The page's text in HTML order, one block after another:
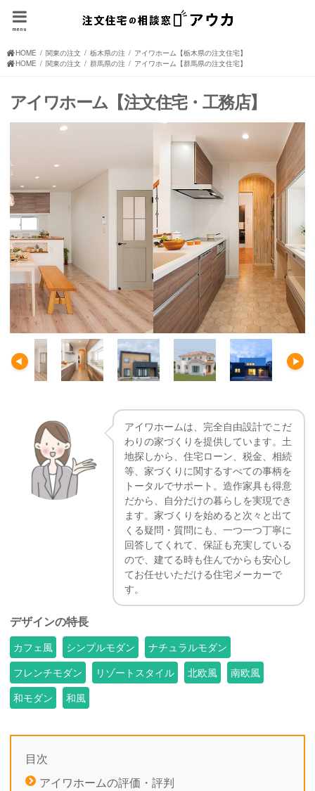
menu
HOME 関東の注文住宅(住宅メーカー、ハウスメーカー)
栃木県の注文住宅(住宅メーカー、ハウスメーカー)
アイワホーム【栃木県の注文住宅】
HOME
関東の注文住宅(住宅メーカー、ハウスメーカー)
群馬県の注文住宅(住宅メーカー、ハウスメーカー)
アイワホーム【群馬県の注文住宅】
アイワホーム【注文住宅・工務店】
アイワホームは、完全自由設計でこだ
わりの家づくりを提供しています。土
地探しから、住宅ローン、税金、相続
等、家づくりに関するすべての事柄を
トータルでサポート。造作家具も得意
だから、自分だけの暮らしを実現でき
ます。家づくりを始めると次々と出て
くる疑問・質問にも、一つ一つ丁寧に
回答してくれて、保証も充実している
ので、建てる時も住んでからも安心し
てお任せいただける住宅メーカーで
す。
デザインの特長
カフェ風 シンプルモダン
ナチュラルモダン
フレンチモダン
リゾートスタイル 北欧風
南欧風
和モダン
和風
目次
アイワホームの評価・評判